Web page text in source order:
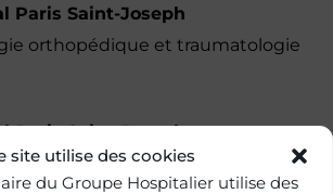
site utilise des cookies
du Groupe Hospitalier utilise des
Paris Saint-Joseph
orthopédique et traumatologie
Paris Saint-Joseph
du rachis